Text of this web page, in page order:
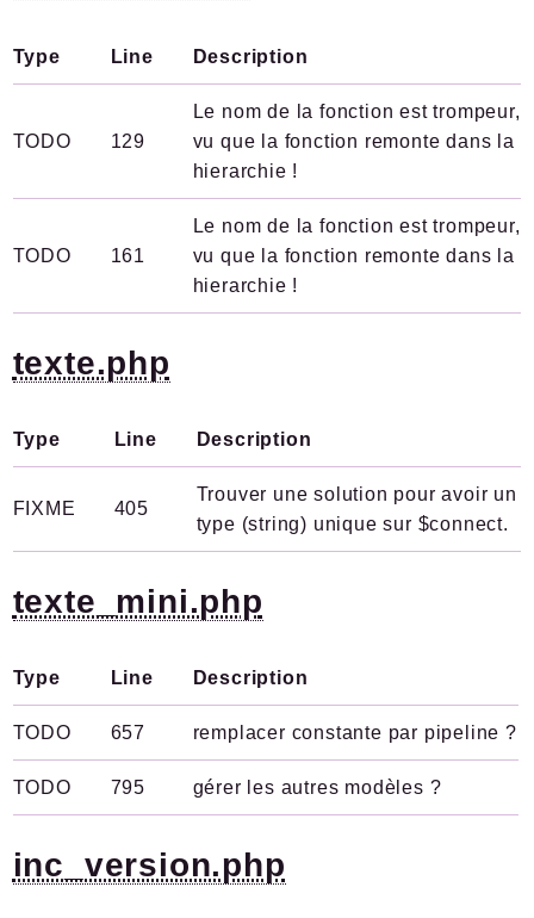
Type Line Description
TODO 129
Le nom de la fonction est trompeur,
vu que la fonction remonte dans la
hierarchie !
TODO 161
Le nom de la fonction est trompeur,
vu que la fonction remonte dans la
hierarchie !
texte.php
Type Line Description
FIXME 405
Trouver une solution pour avoir un
type (string) unique sur $connect.
texte_mini.php
Type Line Description
TODO 657 remplacer constante par pipeline ?
TODO 795 gérer les autres modèles ?
inc_version.php